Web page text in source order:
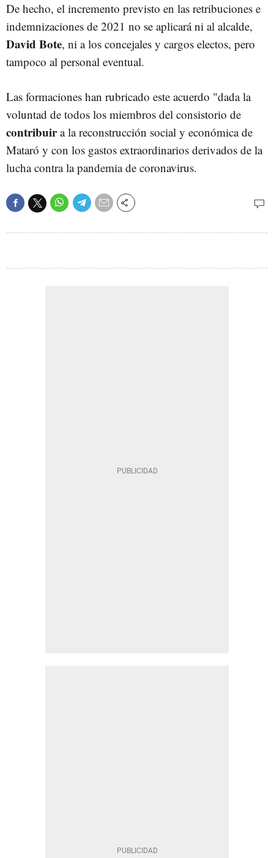
De hecho, el incremento previsto en las retribuciones e
indemnizaciones de 2021 no se aplicará ni al alcalde,
David Bote, ni a los concejales y cargos electos, pero
tampoco al personal eventual.
Las formaciones han rubricado este acuerdo "dada la
voluntad de todos los miembros del consistorio de
contribuira la reconstrucción social y económica de
Mataró y con los gastos extraordinarios derivados de la
lucha contra la pandemia de coronavirus.